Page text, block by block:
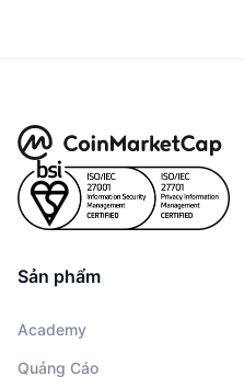
Sản phẩm
Academy
Quảng Cáo